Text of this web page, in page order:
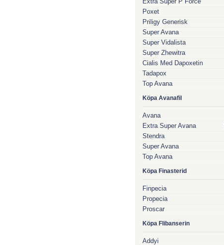
Poxet
Priligy Generisk
Super Avana
Super Vidalista
Super Zhewitra
Cialis Med Dapoxetin
Tadapox
Top Avana
Köpa Avanafil
Avana
Extra Super Avana
Stendra
Super Avana
Top Avana
Köpa Finasterid
Finpecia
Propecia
Proscar
Köpa Flibanserin
Addyi